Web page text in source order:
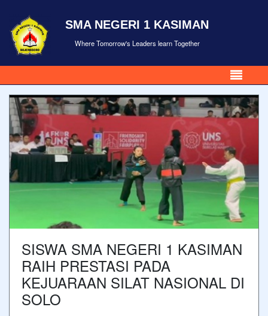
SMA NEGERI 1 KASIMAN
Where Tomorrow's Leaders learn Together
SISWA SMA NEGERI 1 KASIMAN
RAIH PRESTASI PADA
KEJUARAAN SILAT NASIONAL DI
SOLO